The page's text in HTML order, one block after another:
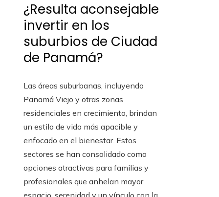
¿Resulta aconsejable
invertir en los
suburbios de Ciudad
de Panamá?
Las áreas suburbanas, incluyendo
Panamá Viejo y otras zonas
residenciales en crecimiento, brindan
un estilo de vida más apacible y
enfocado en el bienestar. Estos
sectores se han consolidado como
opciones atractivas para familias y
profesionales que anhelan mayor